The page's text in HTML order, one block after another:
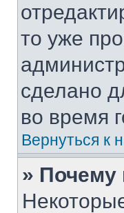
то уже
сделано
во время
Вернуться к
»